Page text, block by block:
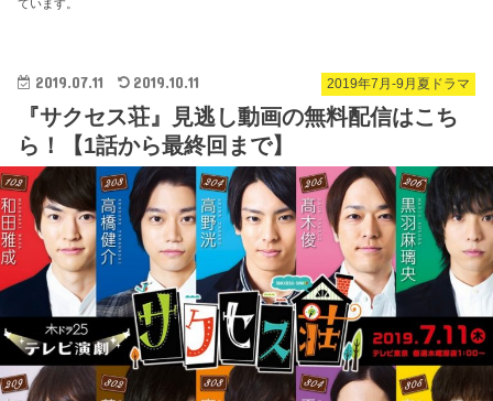
ています。
2019年7月-9月夏ドラマ
2019.07.11 2019.10.11
『サクセス荘』見逃し動画の無料配信はこち
ら！【1話から最終回まで】